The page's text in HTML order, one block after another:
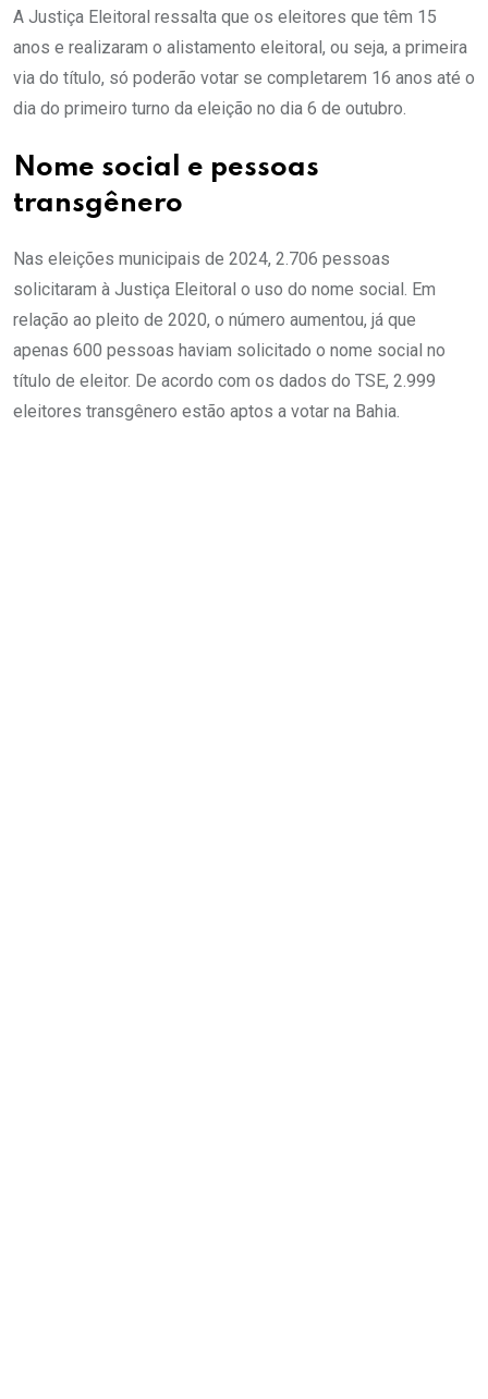
A Justiça Eleitoral ressalta que os eleitores que têm 15
anos e realizaram o alistamento eleitoral, ou seja, a primeira
via do título, só poderão votar se completarem 16 anos até o
dia do primeiro turno da eleição no dia 6 de outubro.
Nome social e pessoas
transgênero
Nas eleições municipais de 2024, 2.706 pessoas
solicitaram à Justiça Eleitoral o uso do nome social. Em
relação ao pleito de 2020, o número aumentou, já que
apenas 600 pessoas haviam solicitado o nome social no
título de eleitor. De acordo com os dados do TSE, 2.999
eleitores transgênero estão aptos a votar na Bahia.